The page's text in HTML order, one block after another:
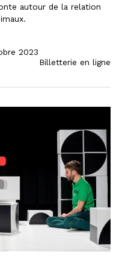
autour de la relation
2023
Billetterie en ligne